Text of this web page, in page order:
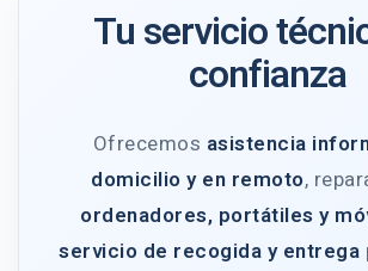
Tu servicio
confianza
Ofrecemos asistencia
domicilio y en remoto,
ordenadores, portátiles y
servicio de recogida y entrega